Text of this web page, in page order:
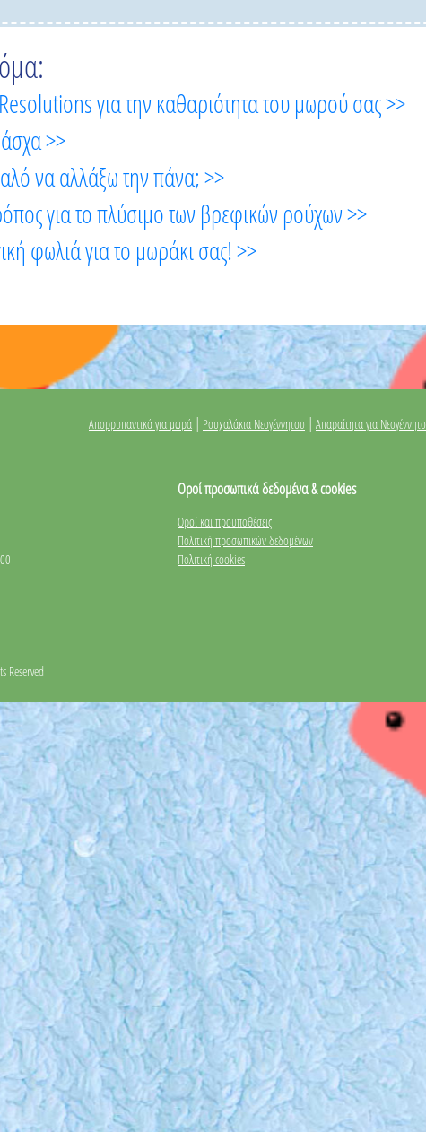
για την καθαριότητα του μωρού σας >>
>>
να αλλάξω την πάνα; >>
για το πλύσιμο των βρεφικών ρούχων >>
φωλιά για το μωράκι σας! >>
Απορρυπαντικά για μωρά | Ρουχαλάκια Νεογέννητου | Απαραίτητα για Νεογέννητο
Οροί προσωπικά δεδομένα & cookies
Οροί και προϋποθέσεις
Πολιτική προσωπικών δεδομένων
Πολιτική cookies
Reserved